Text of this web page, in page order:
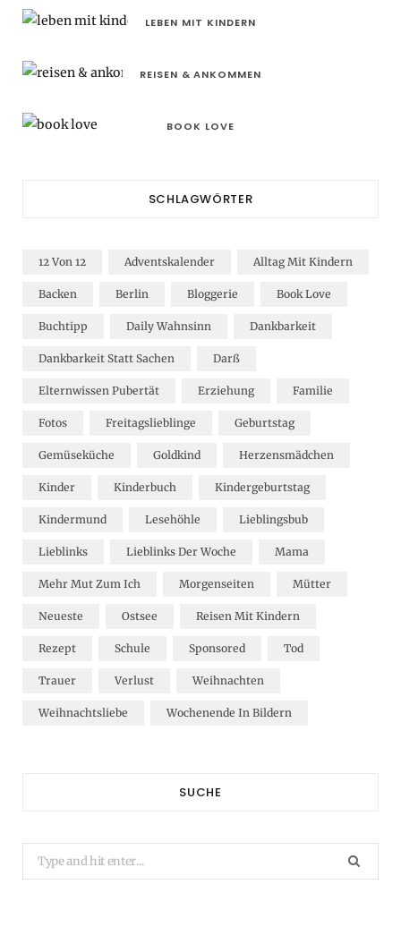
LEBEN MIT KINDERN
REISEN & ANKOMMEN
BOOK LOVE
SCHLAGWÖRTER
12 Von 12 Adventskalender Alltag Mit Kindern
Backen Berlin Bloggerie Book Love
Buchtipp Daily Wahnsinn Dankbarkeit
Dankbarkeit Statt Sachen Darß
Elternwissen Pubertät Erziehung Familie
Fotos Freitagslieblinge Geburtstag
Gemüseküche Goldkind Herzensmädchen
Kinder Kinderbuch Kindergeburtstag
Kindermund Lesehöhle Lieblingsbub
Lieblinks Lieblinks Der Woche Mama
Mehr Mut Zum Ich Morgenseiten Mütter
Neueste Ostsee Reisen Mit Kindern
Rezept Schule Sponsored Tod
Trauer Verlust Weihnachten
Weihnachtsliebe Wochenende In Bildern
SUCHE
Search
for: